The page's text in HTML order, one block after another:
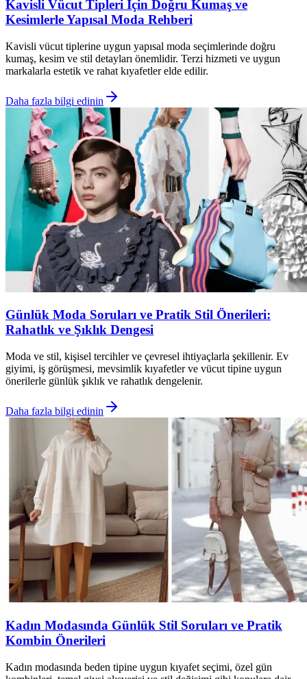
Kavisli Vücut Tipleri İçin Doğru Kumaş ve
Kesimlerle Yapısal Moda Rehberi
Kavisli vücut tiplerine uygun yapısal moda seçimlerinde doğru
kumaş, kesim ve stil detayları önemlidir. Terzi hizmeti ve uygun
markalarla estetik ve rahat kıyafetler elde edilir.
Daha fazla bilgi edinin
Günlük Moda Soruları ve Pratik Stil Önerileri:
Rahatlık ve Şıklık Dengesi
Moda ve stil, kişisel tercihler ve çevresel ihtiyaçlarla şekillenir. Ev
giyimi, iş görüşmesi, mevsimlik kıyafetler ve vücut tipine uygun
önerilerle günlük şıklık ve rahatlık dengelenir.
Daha fazla bilgi edinin
Kadın Modasında Günlük Stil Soruları ve Pratik
Kombin Önerileri
Kadın modasında beden tipine uygun kıyafet seçimi, özel gün